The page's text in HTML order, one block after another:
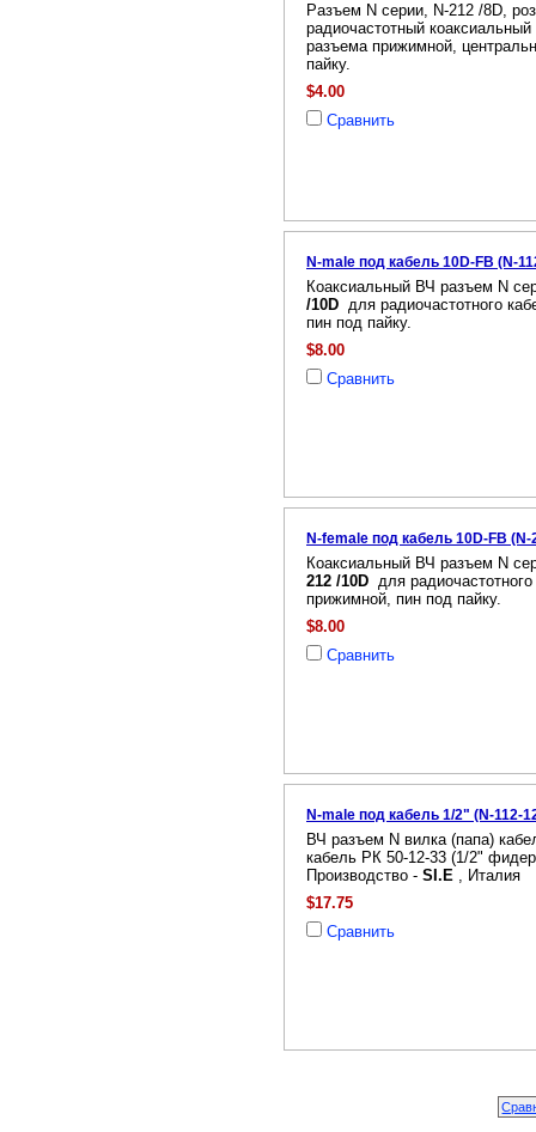
Разъем N серии, N-212 /8D,
радиочастотный
разъема прижимной,
пайку.
$4.00
Сравнить
N-male под кабель 10D-FB (N-
Коаксиальный ВЧ разъем N
/10D для радиочастотного
пин под пайку.
$8.00
Сравнить
N-female под кабель 10D-FB (N-
Коаксиальный ВЧ разъем N
212 /10D для
прижимной, пин под пайку.
$8.00
Сравнить
N-male под кабель 1/2" (N-112-
ВЧ разъем N вилка (папа)
кабель РК 50-12-33 (1/2"
Производство - SI.E , Италия
$17.75
Сравнить